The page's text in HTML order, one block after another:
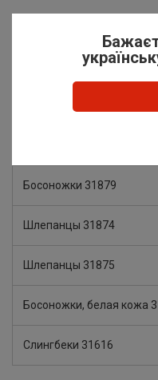
Босоножки 31879
Шлепанцы 31874
Шлепанцы 31875
Босоножки, белая кожа
Слингбеки 31616